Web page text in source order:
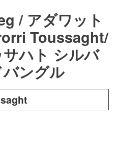
/ アダワット
Toussaght/
ハト シルバ
ングル